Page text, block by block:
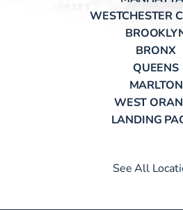
WESTCHESTER
BRONX
QUEENS
MARLTON
WEST
LANDING
See All